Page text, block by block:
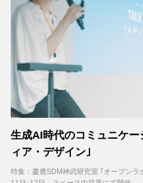
生成AI時代のコミュニケ
ィア・デザイン｣
特集：慶應SDM神武研究室 ｢オープンラ